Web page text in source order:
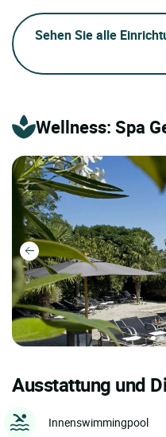
Sehen Sie alle
Wellness: Spa
Ausstattung und
Innenswimmingpool